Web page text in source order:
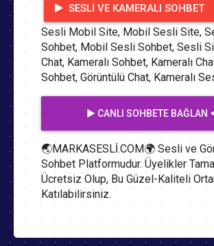
SESLI VE KAMERALI SOHBET
Sesli Mobil Site, Mobil Sesli Site,
Sohbet, Mobil Sesli Sohbet, Sesli
Chat, Kameralı Sohbet, Kameralı
Sohbet, Görüntülü Chat, Kameralı
▶️ CANLI SOHBETE BAĞLAN
🌏MARKASESLİ.COM🌍 Sesli ve
Sohbet Platformudur. Üyelikler
Ücretsiz Olup, Bu Güzel-Kaliteli
Katılabilirsiniz.